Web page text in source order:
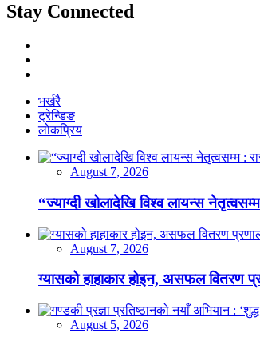
Stay Connected
भर्खरै
ट्रेन्डिङ
लोकप्रिय
August 7, 2026
“ज्याग्दी खोलादेखि विश्व लायन्स
August 7, 2026
ग्यासको हाहाकार होइन, असफल वितरण
August 5, 2026